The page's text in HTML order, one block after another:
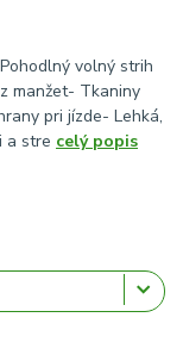
volný strih
manžet- Tkaniny
pri jízde- Lehká,
a stre celý popis